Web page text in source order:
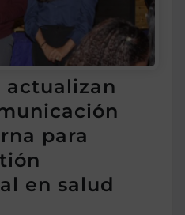
actualizan
para
en salud